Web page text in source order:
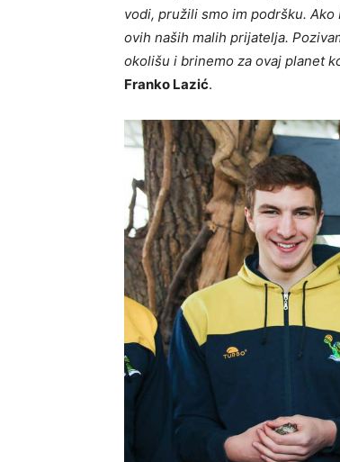
vodi, pružili smo im podršku.
ovih naših malih prijatelja.
okolišu i brinemo za ovaj planet
Franko Lazić.